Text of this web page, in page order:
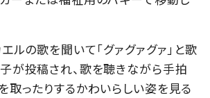
ルの歌を聞いて「グァグァグァ」と歌
が投稿され、歌を聴きながら手拍
取ったりするかわいらしい姿を見る